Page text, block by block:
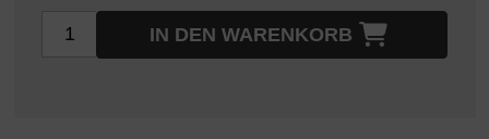
IN DEN WARENKORB